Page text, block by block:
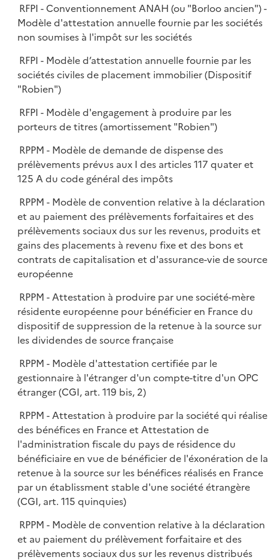
RFPI - Conventionnement ANAH (ou "Borloo ancien") -
Modèle d'attestation annuelle fournie par les sociétés
non soumises à l'impôt sur les sociétés
RFPI - Modèle d’attestation annuelle fournie par les
sociétés civiles de placement immobilier (Dispositif
"Robien")
RFPI - Modèle d'engagement à produire par les
porteurs de titres (amortissement "Robien")
RPPM - Modèle de demande de dispense des
prélèvements prévus aux I des articles 117 quater et
125 A du code général des impôts
RPPM - Modèle de convention relative à la déclaration
et au paiement des prélèvements forfaitaires et des
prélèvements sociaux dus sur les revenus, produits et
gains des placements à revenu fixe et des bons et
contrats de capitalisation et d'assurance-vie de source
européenne
RPPM - Attestation à produire par une société-mère
résidente européenne pour bénéficier en France du
dispositif de suppression de la retenue à la source sur
les dividendes de source française
RPPM - Modèle d'attestation certifiée par le
gestionnaire à l'étranger d'un compte-titre d'un OPC
étranger (CGI, art. 119 bis, 2)
RPPM - Attestation à produire par la société qui réalise
des bénéfices en France et Attestation de
l'administration fiscale du pays de résidence du
bénéficiaire en vue de bénéficier de l'éxonération de la
retenue à la source sur les bénéfices réalisés en France
par un établissment stable d'une société étrangère
(CGI, art. 115 quinquies)
RPPM - Modèle de convention relative à la déclaration
et au paiement du prélèvement forfaitaire et des
prélèvements sociaux dus sur les revenus distribués